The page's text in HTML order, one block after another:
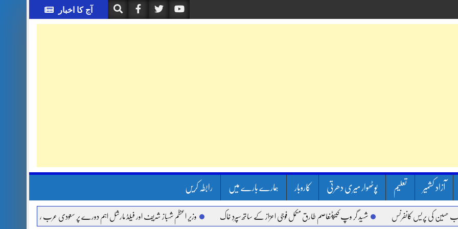
آج کا اخبار
آزاد کشمیر تعلیم پوٹھوار میری دھرتی کاروبار ہمارے بارے میں رابطہ کریں
پریس کانفرنس شہید گر وپ کیپٹنعاصم طارق مکمل فوجی اعزاز کے ساتھ سپردِ خاک وزیر اعظم شہباز شریف اور فیلڈ مارشل اہم دورے پر سعودی عرب روانہ